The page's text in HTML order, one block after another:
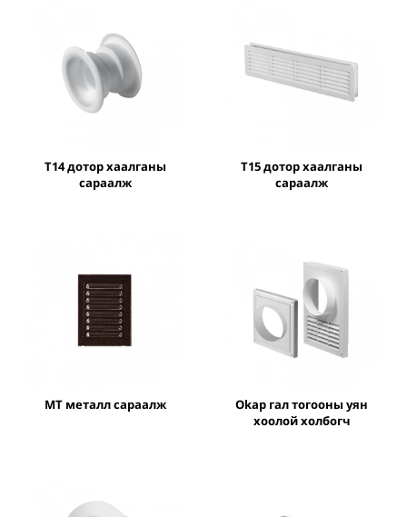
T14 дотор хаалганы
сараалж
T15 дотор хаалганы
сараалж
MT металл сараалж
Okap гал тогооны уян
хоолой холбогч